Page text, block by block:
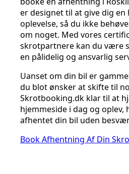
er designet til at give dig
oplevelse, så du ikke
om noget. Med vores
skrotpartnere kan du være
en pålidelig og ansvarlig
Uanset om din bil er
du blot ønsker at skifte til
Skrotbooking.dk klar til at
hjemmeside i dag og oplev,
afhentet din bil uden
Book Afhentning Af Din